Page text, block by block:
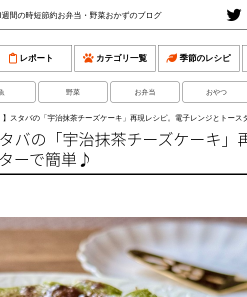
間の時短節約お弁当・野菜おかずのブログ
レポート カテゴリ一覧 季節のレシピ
野菜 お弁当 おやつ
】スタバの「宇治抹茶チーズケーキ」再現レシピ。電子レンジとトース
バの「宇治抹茶チーズケーキ」
ーで簡単♪